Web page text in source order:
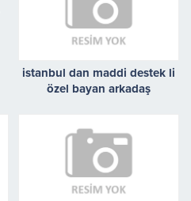
istanbul dan maddi destek li
özel bayan arkadaş